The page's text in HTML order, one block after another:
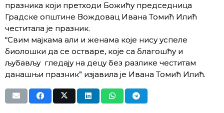
празника који претходи Божићу председница
Градске општине Вождовац Ивана Томић Илић
честитала је празник.
“Свим мајкама али и женама које нису успеле
биолошки да се остваре, које са благошћу и
љубављу гледају на децу без разлике честитам
данашњи празник” изјавила је Ивана Томић Илић.